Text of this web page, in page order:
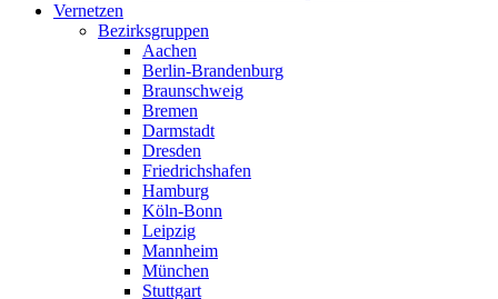
Vernetzen
Bezirksgruppen
Aachen
Berlin-Brandenburg
Braunschweig
Bremen
Darmstadt
Dresden
Friedrichshafen
Hamburg
Köln-Bonn
Leipzig
Mannheim
München
Stuttgart